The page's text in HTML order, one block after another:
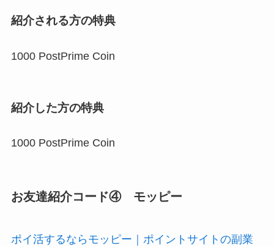
紹介される方の特典
1000 PostPrime Coin
紹介した方の特典
1000 PostPrime Coin
お友達紹介コード④ モッピー
ポイ活するならモッピー｜ポイントサイトの副業